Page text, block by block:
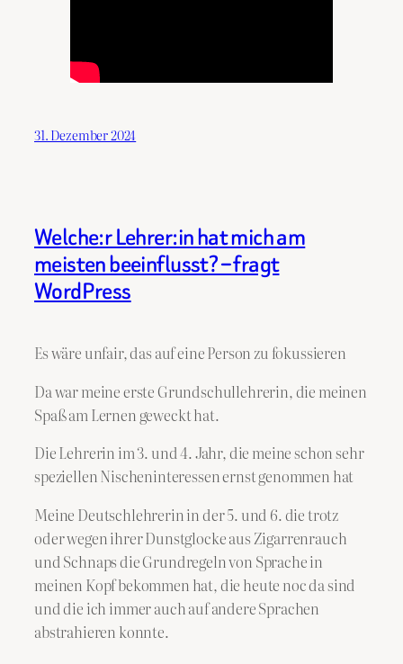
31. Dezember 2024
Welche:r Lehrer:in hat mich am
meisten beeinflusst? – fragt
WordPress
Es wäre unfair, das auf eine Person zu fokussieren
Da war meine erste Grundschullehrerin, die meinen
Spaß am Lernen geweckt hat.
Die Lehrerin im 3. und 4. Jahr, die meine schon sehr
speziellen Nischeninteressen ernst genommen hat
Meine Deutschlehrerin in der 5. und 6. die trotz
oder wegen ihrer Dunstglocke aus Zigarrenrauch
und Schnaps die Grundregeln von Sprache in
meinen Kopf bekommen hat, die heute noc da sind
und die ich immer auch auf andere Sprachen
abstrahieren konnte.